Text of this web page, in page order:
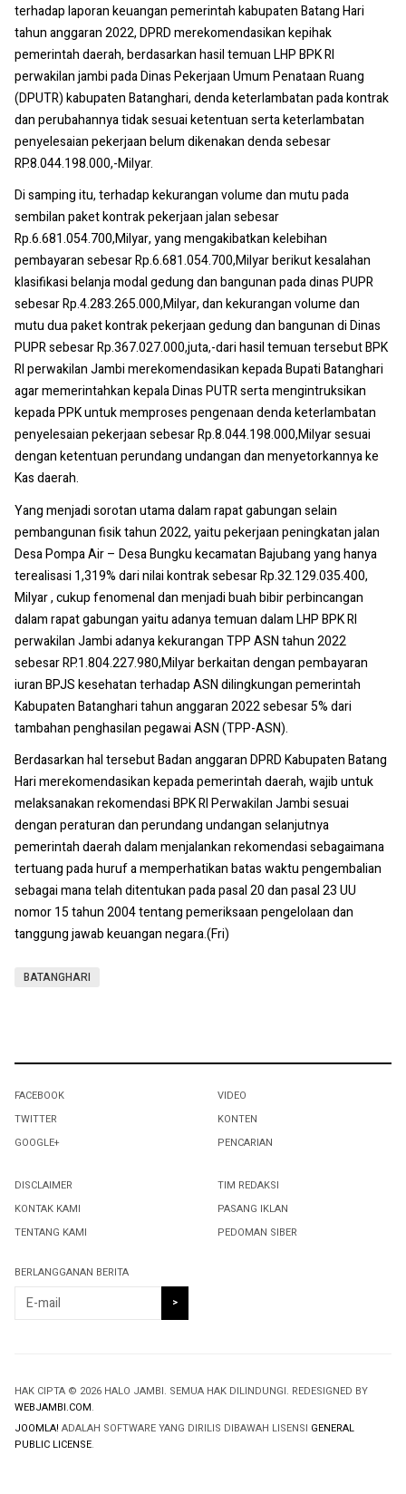
terhadap laporan keuangan pemerintah kabupaten Batang Hari
tahun anggaran 2022, DPRD merekomendasikan kepihak
pemerintah daerah, berdasarkan hasil temuan LHP BPK RI
perwakilan jambi pada Dinas Pekerjaan Umum Penataan Ruang
(DPUTR) kabupaten Batanghari, denda keterlambatan pada kontrak
dan perubahannya tidak sesuai ketentuan serta keterlambatan
penyelesaian pekerjaan belum dikenakan denda sebesar
RP.8.044.198.000,-Milyar.
Di samping itu, terhadap kekurangan volume dan mutu pada
sembilan paket kontrak pekerjaan jalan sebesar
Rp.6.681.054.700,Milyar, yang mengakibatkan kelebihan
pembayaran sebesar Rp.6.681.054.700,Milyar berikut kesalahan
klasifikasi belanja modal gedung dan bangunan pada dinas PUPR
sebesar Rp.4.283.265.000,Milyar, dan kekurangan volume dan
mutu dua paket kontrak pekerjaan gedung dan bangunan di Dinas
PUPR sebesar Rp.367.027.000,juta,-dari hasil temuan tersebut BPK
RI perwakilan Jambi merekomendasikan kepada Bupati Batanghari
agar memerintahkan kepala Dinas PUTR serta mengintruksikan
kepada PPK untuk memproses pengenaan denda keterlambatan
penyelesaian pekerjaan sebesar Rp.8.044.198.000,Milyar sesuai
dengan ketentuan perundang undangan dan menyetorkannya ke
Kas daerah.
Yang menjadi sorotan utama dalam rapat gabungan selain
pembangunan fisik tahun 2022, yaitu pekerjaan peningkatan jalan
Desa Pompa Air – Desa Bungku kecamatan Bajubang yang hanya
terealisasi 1,319% dari nilai kontrak sebesar Rp.32.129.035.400,
Milyar , cukup fenomenal dan menjadi buah bibir perbincangan
dalam rapat gabungan yaitu adanya temuan dalam LHP BPK RI
perwakilan Jambi adanya kekurangan TPP ASN tahun 2022
sebesar RP.1.804.227.980,Milyar berkaitan dengan pembayaran
iuran BPJS kesehatan terhadap ASN dilingkungan pemerintah
Kabupaten Batanghari tahun anggaran 2022 sebesar 5% dari
tambahan penghasilan pegawai ASN (TPP-ASN).
Berdasarkan hal tersebut Badan anggaran DPRD Kabupaten Batang
Hari merekomendasikan kepada pemerintah daerah, wajib untuk
melaksanakan rekomendasi BPK RI Perwakilan Jambi sesuai
dengan peraturan dan perundang undangan selanjutnya
pemerintah daerah dalam menjalankan rekomendasi sebagaimana
tertuang pada huruf a memperhatikan batas waktu pengembalian
sebagai mana telah ditentukan pada pasal 20 dan pasal 23 UU
nomor 15 tahun 2004 tentang pemeriksaan pengelolaan dan
tanggung jawab keuangan negara.(Fri)
BATANGHARI
FACEBOOK
TWITTER
GOOGLE+
VIDEO
KONTEN
PENCARIAN
DISCLAIMER
KONTAK KAMI
TENTANG KAMI
TIM REDAKSI
PASANG IKLAN
PEDOMAN SIBER
BERLANGGANAN BERITA
HAK CIPTA © 2026 HALO JAMBI. SEMUA HAK DILINDUNGI. REDESIGNED BY
WEBJAMBI.COM.
JOOMLA! ADALAH SOFTWARE YANG DIRILIS DIBAWAH LISENSI GENERAL
PUBLIC LICENSE.